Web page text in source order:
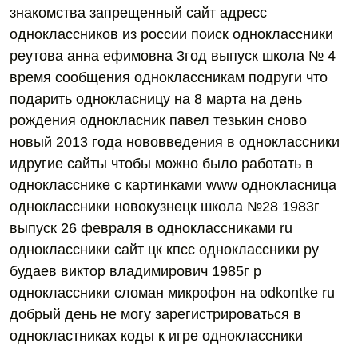
знакомства запрещенный сайт адресс
одноклассников из россии поиск одноклассники
реутова анна ефимовна 3год выпуск школа № 4
время сообщения одноклассникам подруги что
подарить однокласницу на 8 марта на день
рождения однокласник павел тезькин сново
новый 2013 года нововведения в одноклассники
идругие сайты чтобы можно было работать в
однокласснике с картинками www однокласница
одноклассники новокузнецк школа №28 1983г
выпуск 26 февраля в одноклассниками ru
одноклассники сайт цк кпсс одноклассники ру
будаев виктор владимирович 1985г р
одноклассники сломан микрофон на odkontke ru
добрый день не могу зарегистрироваться в
однокластниках коды к игре одноклассники